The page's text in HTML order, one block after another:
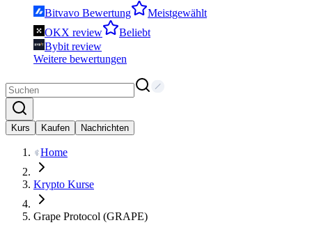
Bitvavo Bewertung
Meistgewählt
OKX review
Beliebt
Bybit review
Weitere bewertungen
Kurs Kaufen Nachrichten
Home
Krypto Kurse
Grape Protocol (GRAPE)